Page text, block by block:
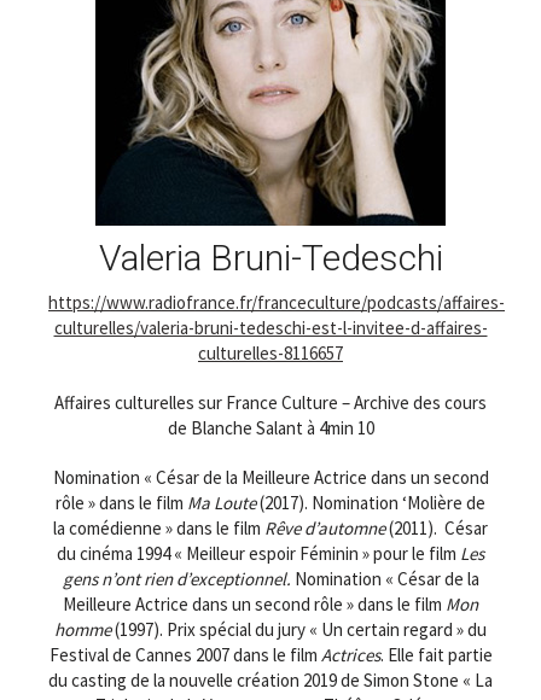
Valeria Bruni-Tedeschi
https://www.radiofrance.fr/franceculture/podcasts/affaires-
culturelles/valeria-bruni-tedeschi-est-l-invitee-d-affaires-
culturelles-8116657
Affaires culturelles sur France Culture – Archive des cours
de Blanche Salant à 4min 10
Nomination « César de la Meilleure Actrice dans un second
rôle » dans le film Ma Loute(2017). Nomination ‘Molière de
la comédienne » dans le film Rêve d’automne(2011). César
du cinéma 1994 « Meilleur espoir Féminin » pour le film Les
gens n’ont rien d’exceptionnel. Nomination « César de la
Meilleure Actrice dans un second rôle » dans le film Mon
homme(1997). Prix spécial du jury « Un certain regard » du
Festival de Cannes 2007 dans le film Actrices. Elle fait partie
du casting de la nouvelle création 2019 de Simon Stone « La